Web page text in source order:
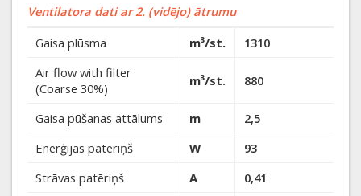
Ventilatora dati ar 2. (vidējo) ātrumu
Gaisa plūsma
m³/st.
1310
Air flow with filter
(Coarse 30%)
m³/st. 880
Gaisa pūšanas attālums m
2,5
Enerģijas patēriņš
W
93
Strāvas patēriņš
A 0,41